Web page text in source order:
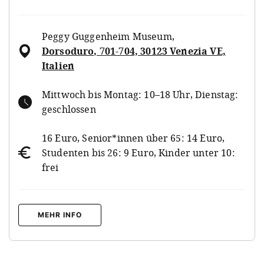
Peggy Guggenheim Museum,
Dorsoduro, 701-704, 30123 Venezia VE,
Italien
Mittwoch bis Montag: 10–18 Uhr, Dienstag:
geschlossen
16 Euro, Senior*innen über 65: 14 Euro,
Studenten bis 26: 9 Euro, Kinder unter 10:
frei
MEHR INFO